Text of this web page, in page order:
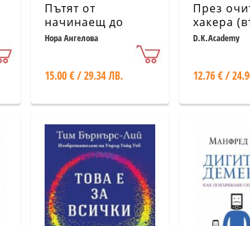
Пътят от
начинаещ до
експерт
Нора Ангелова
15.00 € / 29.34 ЛВ.
През
хакера
D.K.Academy
12.76 € /